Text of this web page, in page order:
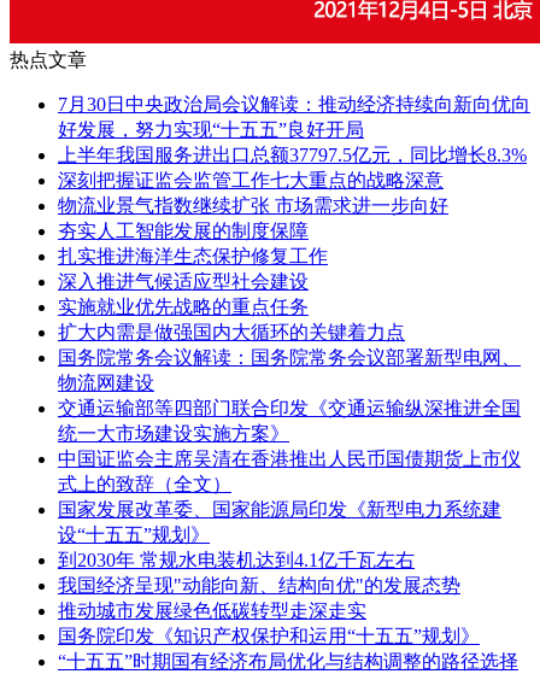
热点文章
7月30日中央政治局会议解读：推动经济持续向新向优向
好发展，努力实现“十五五”良好开局
上半年我国服务进出口总额37797.5亿元，同比增长8.3%
深刻把握证监会监管工作七大重点的战略深意
物流业景气指数继续扩张 市场需求进一步向好
夯实人工智能发展的制度保障
扎实推进海洋生态保护修复工作
深入推进气候适应型社会建设
实施就业优先战略的重点任务
扩大内需是做强国内大循环的关键着力点
国务院常务会议解读：国务院常务会议部署新型电网、
物流网建设
交通运输部等四部门联合印发《交通运输纵深推进全国
统一大市场建设实施方案》
中国证监会主席吴清在香港推出人民币国债期货上市仪
式上的致辞（全文）
国家发展改革委、国家能源局印发《新型电力系统建
设“十五五”规划》
到2030年 常规水电装机达到4.1亿千瓦左右
我国经济呈现"动能向新、结构向优"的发展态势
推动城市发展绿色低碳转型走深走实
国务院印发《知识产权保护和运用“十五五”规划》
“十五五”时期国有经济布局优化与结构调整的路径选择